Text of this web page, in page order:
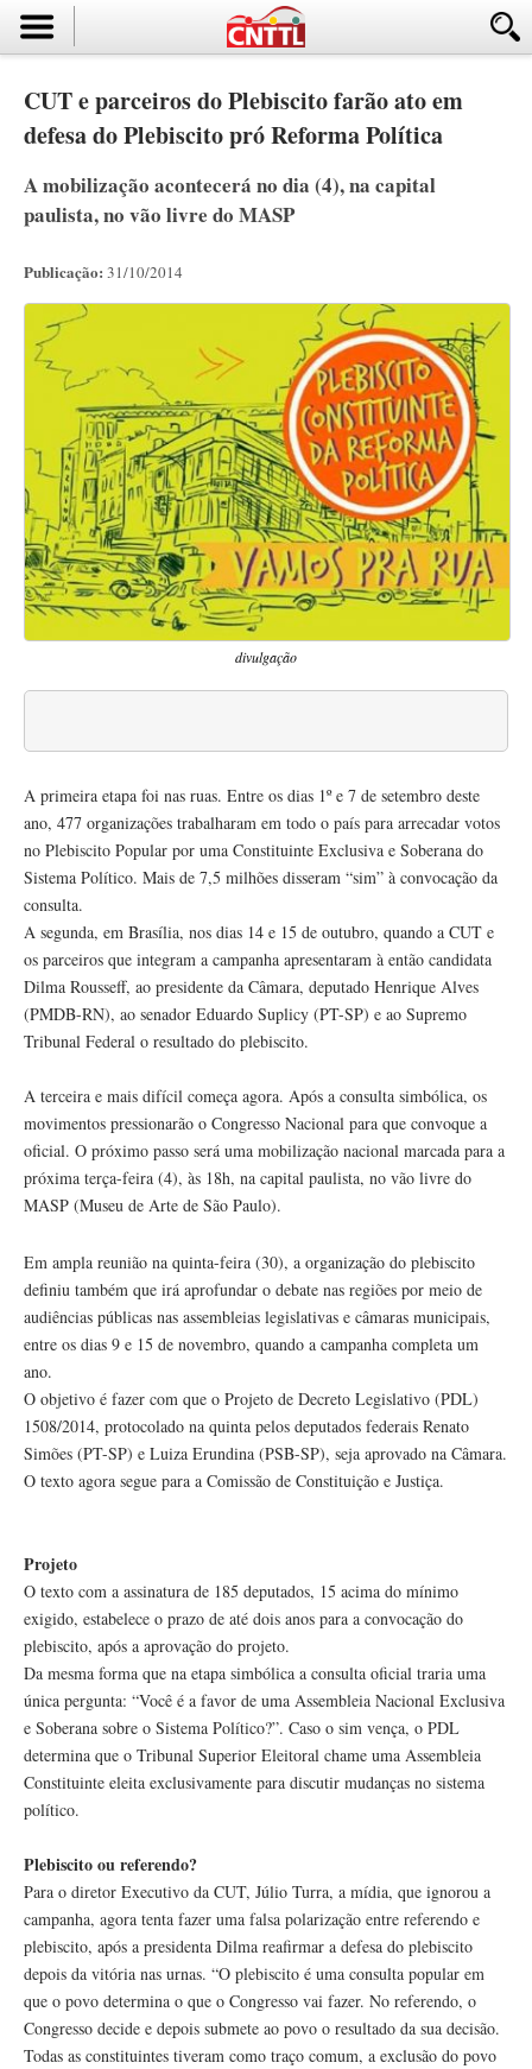
CUT e parceiros do Plebiscito farão ato em
defesa do Plebiscito pró Reforma Política
A mobilização acontecerá no dia (4), na capital
paulista, no vão livre do MASP
Publicação: 31/10/2014
divulgação
A primeira etapa foi nas ruas. Entre os dias 1º e 7 de setembro deste
ano, 477 organizações trabalharam em todo o país para arrecadar votos
no Plebiscito Popular por uma Constituinte Exclusiva e Soberana do
Sistema Político. Mais de 7,5 milhões disseram “sim” à convocação da
consulta.
A segunda, em Brasília, nos dias 14 e 15 de outubro, quando a CUT e
os parceiros que integram a campanha apresentaram à então candidata
Dilma Rousseff, ao presidente da Câmara, deputado Henrique Alves
(PMDB-RN), ao senador Eduardo Suplicy (PT-SP) e ao Supremo
Tribunal Federal o resultado do plebiscito.
A terceira e mais difícil começa agora. Após a consulta simbólica, os
movimentos pressionarão o Congresso Nacional para que convoque a
oficial. O próximo passo será uma mobilização nacional marcada para a
próxima terça-feira (4), às 18h, na capital paulista, no vão livre do
MASP (Museu de Arte de São Paulo).
Em ampla reunião na quinta-feira (30), a organização do plebiscito
definiu também que irá aprofundar o debate nas regiões por meio de
audiências públicas nas assembleias legislativas e câmaras municipais,
entre os dias 9 e 15 de novembro, quando a campanha completa um
ano.
O objetivo é fazer com que o Projeto de Decreto Legislativo (PDL)
1508/2014, protocolado na quinta pelos deputados federais Renato
Simões (PT-SP) e Luiza Erundina (PSB-SP), seja aprovado na Câmara.
O texto agora segue para a Comissão de Constituição e Justiça.
Projeto
O texto com a assinatura de 185 deputados, 15 acima do mínimo
exigido, estabelece o prazo de até dois anos para a convocação do
plebiscito, após a aprovação do projeto.
Da mesma forma que na etapa simbólica a consulta oficial traria uma
única pergunta: “Você é a favor de uma Assembleia Nacional Exclusiva
e Soberana sobre o Sistema Político?”. Caso o sim vença, o PDL
determina que o Tribunal Superior Eleitoral chame uma Assembleia
Constituinte eleita exclusivamente para discutir mudanças no sistema
político.
Plebiscito ou referendo?
Para o diretor Executivo da CUT, Júlio Turra, a mídia, que ignorou a
campanha, agora tenta fazer uma falsa polarização entre referendo e
plebiscito, após a presidenta Dilma reafirmar a defesa do plebiscito
depois da vitória nas urnas. “O plebiscito é uma consulta popular em
que o povo determina o que o Congresso vai fazer. No referendo, o
Congresso decide e depois submete ao povo o resultado da sua decisão.
Todas as constituintes tiveram como traço comum, a exclusão do povo